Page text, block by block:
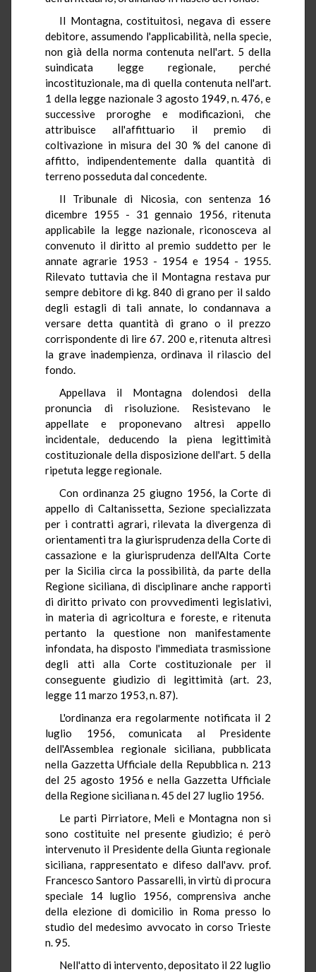
Il Montagna, costituitosi, negava di essere
debitore, assumendo l'applicabilità, nella specie,
non già della norma contenuta nell'art. 5 della
suindicata legge regionale, perché
incostituzionale, ma di quella contenuta nell'art.
1 della legge nazionale 3 agosto 1949, n. 476, e
successive proroghe e modificazioni, che
attribuisce all'affittuario il premio di
coltivazione in misura del 30 % del canone di
affitto, indipendentemente dalla quantità di
terreno posseduta dal concedente.
Il Tribunale di Nicosia, con sentenza 16
dicembre 1955 - 31 gennaio 1956, ritenuta
applicabile la legge nazionale, riconosceva al
convenuto il diritto al premio suddetto per le
annate agrarie 1953 - 1954 e 1954 - 1955.
Rilevato tuttavia che il Montagna restava pur
sempre debitore di kg. 840 di grano per il saldo
degli estagli di tali annate, lo condannava a
versare detta quantità di grano o il prezzo
corrispondente di lire 67. 200 e, ritenuta altresì
la grave inadempienza, ordinava il rilascio del
fondo.
Appellava il Montagna dolendosi della
pronuncia di risoluzione. Resistevano le
appellate e proponevano altresì appello
incidentale, deducendo la piena legittimità
costituzionale della disposizione dell'art. 5 della
ripetuta legge regionale.
Con ordinanza 25 giugno 1956, la Corte di
appello di Caltanissetta, Sezione specializzata
per i contratti agrari, rilevata la divergenza di
orientamenti tra la giurisprudenza della Corte di
cassazione e la giurisprudenza dell'Alta Corte
per la Sicilia circa la possibilità, da parte della
Regione siciliana, di disciplinare anche rapporti
di diritto privato con provvedimenti legislativi,
in materia di agricoltura e foreste, e ritenuta
pertanto la questione non manifestamente
infondata, ha disposto l'immediata trasmissione
degli atti alla Corte costituzionale per il
conseguente giudizio di legittimità (art. 23,
legge 11 marzo 1953, n. 87).
L'ordinanza era regolarmente notificata il 2
luglio 1956, comunicata al Presidente
dell'Assemblea regionale siciliana, pubblicata
nella Gazzetta Ufficiale della Repubblica n. 213
del 25 agosto 1956 e nella Gazzetta Ufficiale
della Regione siciliana n. 45 del 27 luglio 1956.
Le parti Pirriatore, Meli e Montagna non si
sono costituite nel presente giudizio; é però
intervenuto il Presidente della Giunta regionale
siciliana, rappresentato e difeso dall'avv. prof.
Francesco Santoro Passarelli, in virtù di procura
speciale 14 luglio 1956, comprensiva anche
della elezione di domicilio in Roma presso lo
studio del medesimo avvocato in corso Trieste
n. 95.
Nell'atto di intervento, depositato il 22 luglio